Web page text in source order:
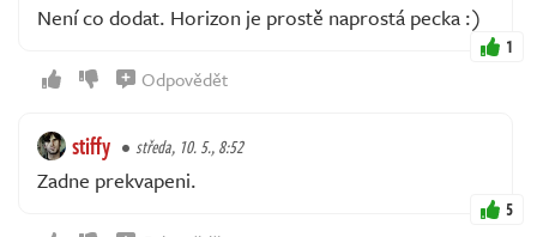
Není co dodat. Horizon je prostě naprostá pecka :)
1
Odpovědět
stiffy středa, 10. 5., 8:52
Zadne prekvapeni.
5